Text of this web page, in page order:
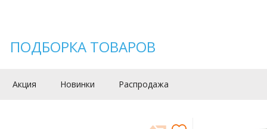
ПОДБОРКА ТОВАРОВ
Акция Новинки Распродажа